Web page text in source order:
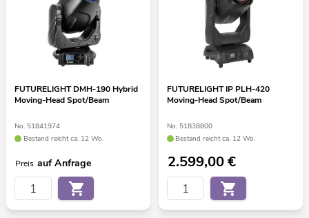
FUTURELIGHT DMH-190 Hybrid
Moving-Head Spot/Beam
No. 51841974
Bestand reicht ca. 12 Wo.
Preis auf Anfrage
FUTURELIGHT IP PLH-420
Moving-Head Spot/Beam
No. 51838800
Bestand reicht ca. 12 Wo.
2.599,00€